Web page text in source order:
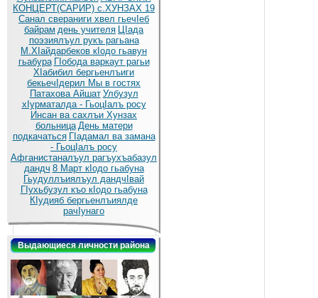
КОНЦЕРТ(САРИР) с.ХУНЗАХ 19
Санал свераниги хвел гьечIеб
байрам день учителя ЦIада
поэзиялъул рукъ рагьана
М.ХIайдарбеков кIодо гьавун
гьабура ГIобода варкаут рагьи
ХIабибил бергьенлъиги
бекьечIдерил Мы в гостях
Патахова Айшат Улбузул
хIурматалда - ГьоцIалъ росу
Инсан ва сахлъи Хунзах
больница День матери
подкачаться ГIадамал ва замана
- ГьоцIалъ росу
Афганистаналъул рагъухъабазул
дандч 8 Март кIодо гьабуна
Гьудуллъиялъул дандчIвай
ГIухьбузул къо кIодо гьабуна
КIудияб бергьенлъиялде
рачIунаго
Выдающиеся личности района